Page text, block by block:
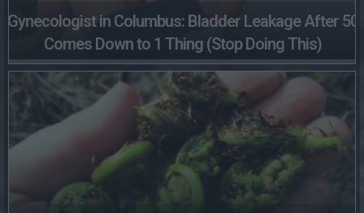
Gynecologist in Columbus: Bladder Leakage After 50
Comes Down to 1 Thing (Stop Doing This)